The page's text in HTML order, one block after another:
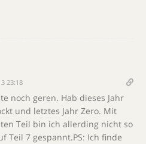
23:18
noch geren. Hab dieses Jahr
und letztes Jahr Zero. Mit
Teil bin ich allerding nicht so
Teil 7 gespannt.PS: Ich finde